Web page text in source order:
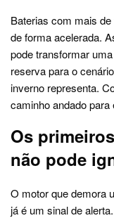
Baterias com mais
de forma acelerada.
pode transformar
reserva para o
inverno representa.
caminho andado
Os
não pode
O motor que demora
já é um sinal de